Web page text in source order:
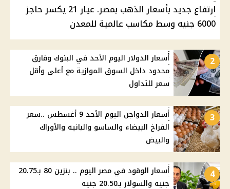
ارتفاع جديد بأسعار الذهب بمصر. عيار 21 يكسر حاجز
6000 جنيه وسط مكاسب عالمية للمعدن
2
أسعار الدولار اليوم الأحد في البنوك وفارق
محدود داخل السوق الموازية مع أعلى وأقل
سعر للتداول
3
أسعار الدواجن اليوم الأحد 9 أغسطس ..سعر
الفراخ البيضاء والساسو والبانيه والأوراك
والبيض
4
أسعار الوقود في مصر اليوم .. بنزين 80 بـ20.75
جنيه والسولار بـ20.50 جنيه